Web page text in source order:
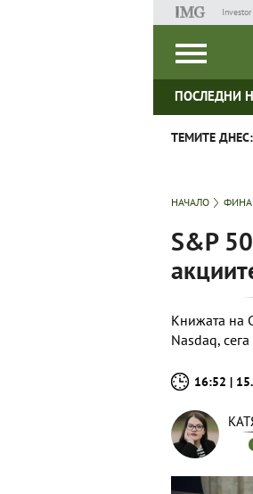
Investor
ПОСЛЕДНИ
ТЕМИТЕ ДНЕС:
НАЧАЛО
S&P
Книжата на
Nasdaq,
16:52 |